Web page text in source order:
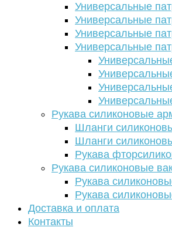
Универсальные
Универсальные
Универсальные
Универсальные
Рукава силиконовые
Шланги
Шланги
Рукава
Рукава силиконовые
Рукава
Рукава
Доставка и оплата
Контакты